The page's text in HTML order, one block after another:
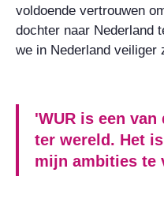
voldoende vertrouwen
dochter naar Nederland
we in Nederland veiliger
'WUR is een
ter wereld. Het
mijn ambities te